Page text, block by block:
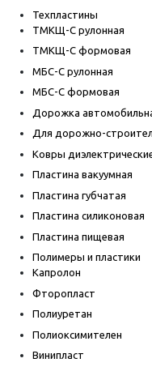
Техпластины
ТМКЩ-С рулонная
ТМКЩ-С формовая
МБС-С рулонная
МБС-С формовая
Дорожка
Для дорожно-
Ковры
Пластина вакуумная
Пластина губчатая
Пластина силиконовая
Пластина пищевая
Полимеры и пластики
Капролон
Фторопласт
Полиуретан
Полиоксимителен
Винипласт